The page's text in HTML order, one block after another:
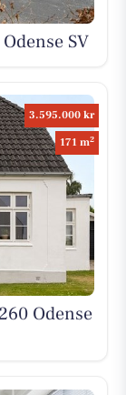
SV
3.595.000 kr
171 m2
Odense